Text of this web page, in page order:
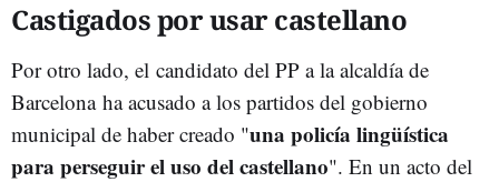
Castigados por usar castellano
Por otro lado, el candidato del PP a la alcaldía de
Barcelona ha acusado a los partidos del gobierno
municipal de haber creado "una policía lingüística
para perseguir el uso del castellano". En un acto del